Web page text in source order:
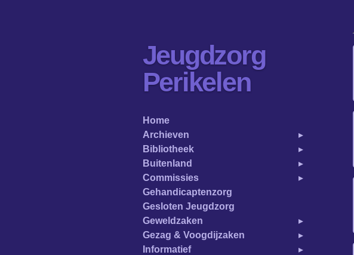
Jeugdzorg
Perikelen
Home
Archieven
Bibliotheek
Buitenland
Commissies
Gehandicaptenzorg
Gesloten Jeugdzorg
Geweldzaken
Gezag & Voogdijzaken
Informatief